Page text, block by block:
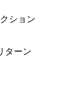
ション
ターン